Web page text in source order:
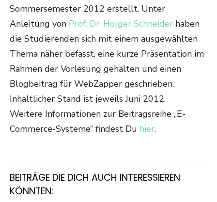
Sommersemester 2012 erstellt. Unter
Anleitung von Prof. Dr. Holger Schneider haben
die Studierenden sich mit einem ausgewählten
Thema näher befasst, eine kurze Präsentation im
Rahmen der Vorlesung gehalten und einen
Blogbeitrag für WebZapper geschrieben.
Inhaltlicher Stand ist jeweils Juni 2012.
Weitere Informationen zur Beitragsreihe „E-
Commerce-Systeme“ findest Du hier.
BEITRÄGE DIE DICH AUCH INTERESSIEREN
KÖNNTEN: